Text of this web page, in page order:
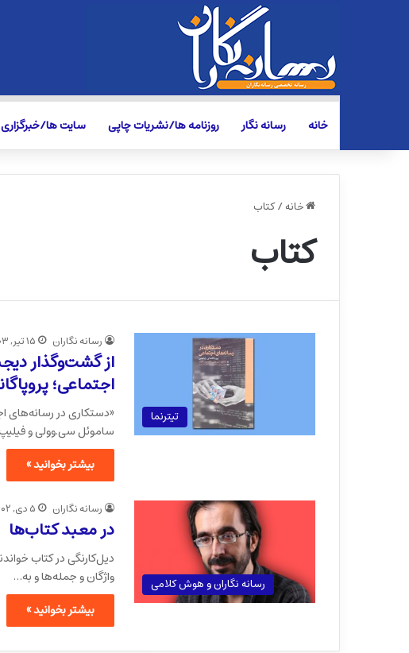
خانه رسانه نگار روزنامه ها/نشریات چاپی سایت ها/
خانه/کتاب
کتاب
تیترنما
رسانه نگاران ۱۵ تیر, ۱۴۰۳
از گشت‌وگذار
اجتماعی؛
«دستکاری در رسانه‌های
ساموئل سی.وولی و
بیشتر بخوانید »
رسانه نگاران و هوش کلامی
رسانه نگاران ۵ دی, ۱۴۰۲
در معبد کتاب‌ها
دیل‌کارنگی در کتاب
واژگان و جمله‌ها و به…
بیشتر بخوانید »